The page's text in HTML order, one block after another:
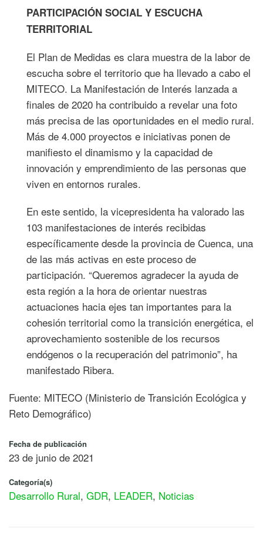
PARTICIPACIÓN SOCIAL Y ESCUCHA
TERRITORIAL
El Plan de Medidas es clara muestra de la labor de
escucha sobre el territorio que ha llevado a cabo el
MITECO. La Manifestación de Interés lanzada a
finales de 2020 ha contribuido a revelar una foto
más precisa de las oportunidades en el medio rural.
Más de 4.000 proyectos e iniciativas ponen de
manifiesto el dinamismo y la capacidad de
innovación y emprendimiento de las personas que
viven en entornos rurales.
En este sentido, la vicepresidenta ha valorado las
103 manifestaciones de interés recibidas
específicamente desde la provincia de Cuenca, una
de las más activas en este proceso de
participación. “Queremos agradecer la ayuda de
esta región a la hora de orientar nuestras
actuaciones hacia ejes tan importantes para la
cohesión territorial como la transición energética, el
aprovechamiento sostenible de los recursos
endógenos o la recuperación del patrimonio”, ha
manifestado Ribera.
Fuente: MITECO (Ministerio de Transición Ecológica y
Reto Demográfico)
Fecha de publicación
23 de junio de 2021
Categoría(s)
Desarrollo Rural, GDR, LEADER, Noticias